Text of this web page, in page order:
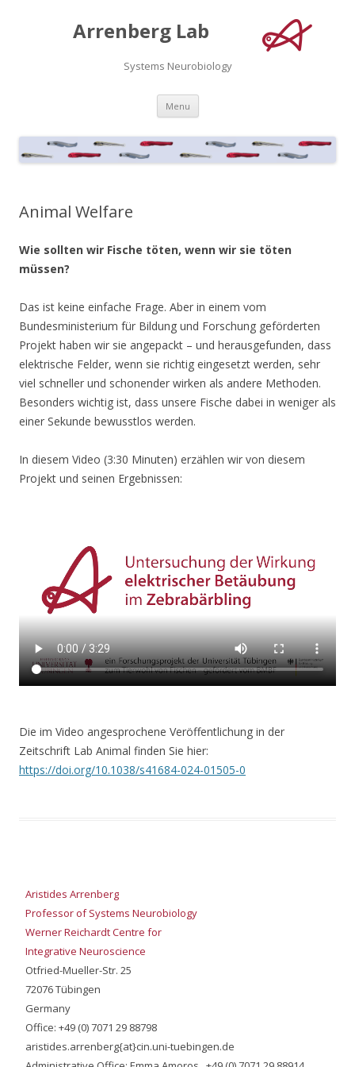
Arrenberg Lab
Systems Neurobiology
Menu Skip
content
Animal Welfare
Wie sollten wir Fische töten, wenn wir sie töten
müssen?
Das ist keine einfache Frage. Aber in einem vom
Bundesministerium für Bildung und Forschung geförderten
Projekt haben wir sie angepackt – und herausgefunden, dass
elektrische Felder, wenn sie richtig eingesetzt werden, sehr
viel schneller und schonender wirken als andere Methoden.
Besonders wichtig ist, dass unsere Fische dabei in weniger als
einer Sekunde bewusstlos werden.
In diesem Video (3:30 Minuten) erzählen wir von diesem
Projekt und seinen Ergebnissen:
Die im Video angesprochene Veröffentlichung in der
Zeitschrift Lab Animal finden Sie hier:
https://doi.org/10.1038/s41684-024-01505-0
Aristides Arrenberg
Professor of Systems Neurobiology
Werner Reichardt Centre for
Integrative Neuroscience
Otfried-Mueller-Str. 25
72076 Tübingen
Germany
Office: +49 (0) 7071 29 88798
aristides.arrenberg{at}cin.uni-tuebingen.de